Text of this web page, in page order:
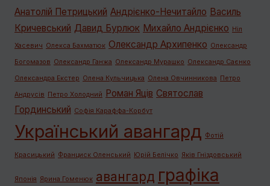
Анатолій Петрицький Андрієнко-Нечитайло Василь
Кричевський Давид Бурлюк Михайло Андрієнко Ніл
Хасевич Олекса Бахматюк Олександр Архипенко Олександр
Богомазов Олександр Ганжа Олександр Мурашко Олександр Саєнко
Олександра Екстер Олена Кульчицька Олена Овчинникова Петро
Андрусів Петро Холодний Роман Яців Святослав
Гординський Софія Караффа-Корбут
Український авангард Фотій
Красицький Франциск Оленський Юрій Белічко Яків Гніздовський
Японія Ярина Гоменюк авангард графiка